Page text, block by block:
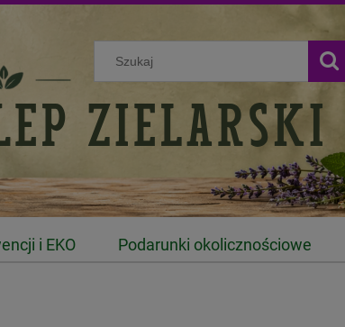
i EKO Podarunki okolicznościowe